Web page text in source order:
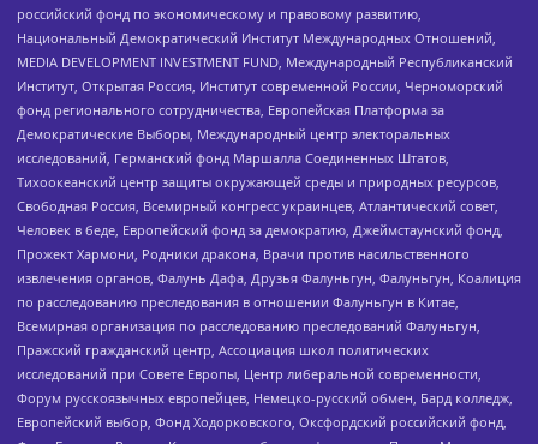
российский фонд по экономическому и правовому развитию,
Национальный Демократический Институт Международных Отношений,
MEDIA DEVELOPMENT INVESTMENT FUND, Международный Республиканский
Институт, Открытая Россия, Институт современной России, Черноморский
фонд регионального сотрудничества, Европейская Платформа за
Демократические Выборы, Международный центр электоральных
исследований, Германский фонд Маршалла Соединенных Штатов,
Тихоокеанский центр защиты окружающей среды и природных ресурсов,
Свободная Россия, Всемирный конгресс украинцев, Атлантический совет,
Человек в беде, Европейский фонд за демократию, Джеймстаунский фонд,
Прожект Хармони, Родники дракона, Врачи против насильственного
извлечения органов, Фалунь Дафа, Друзья Фалуньгун, Фалуньгун, Коалиция
по расследованию преследования в отношении Фалуньгун в Китае,
Всемирная организация по расследованию преследований Фалуньгун,
Пражский гражданский центр, Ассоциация школ политических
исследований при Совете Европы, Центр либеральной современности,
Форум русскоязычных европейцев, Немецко-русский обмен, Бард колледж,
Европейский выбор, Фонд Ходорковского, Оксфордский российский фонд,